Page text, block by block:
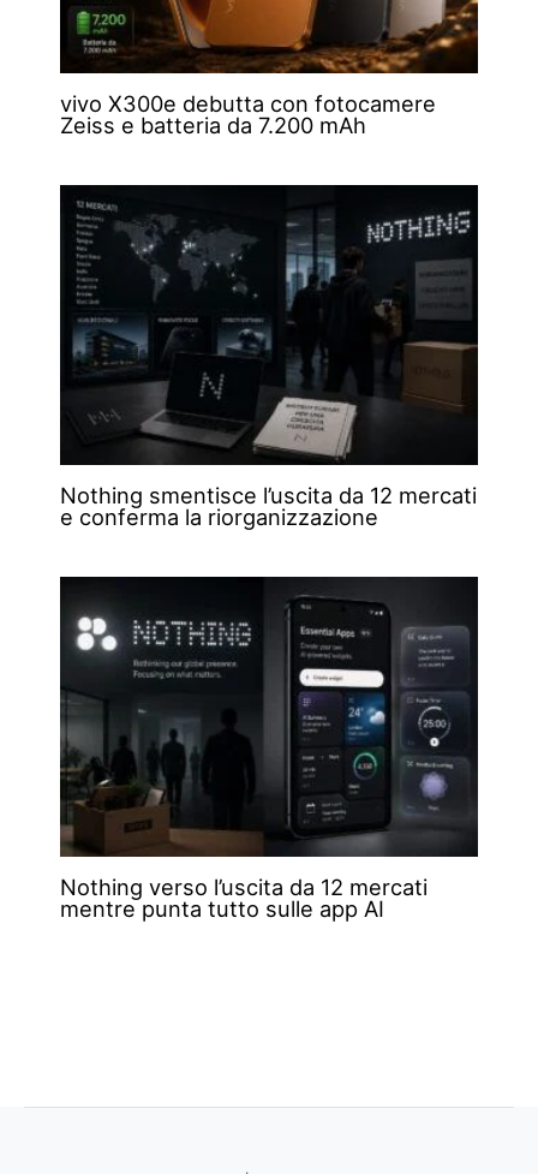
vivo X300e debutta con fotocamere
Zeiss e batteria da 7.200 mAh
Nothing smentisce l’uscita da 12 mercati
e conferma la riorganizzazione
Nothing verso l’uscita da 12 mercati
mentre punta tutto sulle app AI